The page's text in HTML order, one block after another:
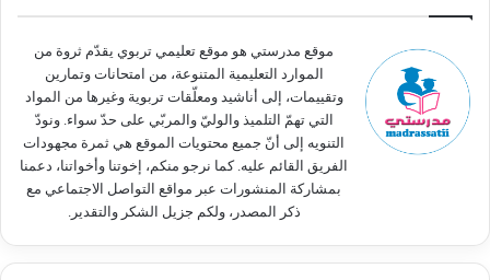
ن
موقع مدرستي هو موقع تعليمي تربوي يقدّم ثروة من
الموارد التعليمية المتنوعة، من امتحانات وتمارين
وتقييمات، إلى أناشيد ومعلّقات تربوية وغيرها من المواد
التي تهمّ التلميذ والوليّ والمربّي على حدّ سواء. ونودّ
التنويه إلى أنّ جميع محتويات الموقع هي ثمرة مجهودات
الفريق القائم عليه. كما نرجو منكم، إخوتنا وأخواتنا، دعمنا
بمشاركة المنشورات عبر مواقع التواصل الاجتماعي مع
ذكر المصدر، ولكم جزيل الشكر والتقدير.